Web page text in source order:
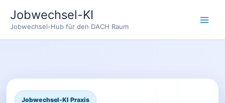
Inhalt
springen
Jobwechsel-KI
Jobwechsel-Hub für den DACH Raum